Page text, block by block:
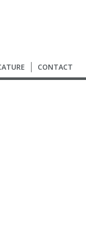
CONTACT